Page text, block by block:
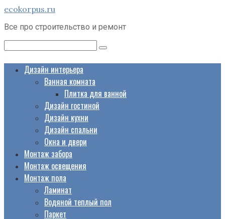
Перейти
контенту
ecokorpus.ru
Все про строительство и ремонт
Дизайн интерьера
Ванная комната
Плитка для ванной
Дизайн гостиной
Дизайн кухни
Дизайн спальни
Окна и двери
Монтаж забора
Монтаж освещения
Монтаж пола
Ламинат
Водяной теплый пол
Паркет